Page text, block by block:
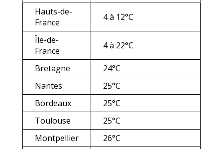
Hauts-de-
France
4 à 12°C
Île-de-
France
4 à 22°C
Bretagne
24°C
Nantes
25°C
Bordeaux
25°C
Toulouse
25°C
Montpellier
26°C